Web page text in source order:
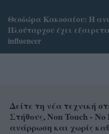
Θεοδώρα Κακοσαίου: Η
Πλούταρχου έχει
influencer
Δείτε τη νέα τεχνική
Στήθους, Non Touch -
ανάρρωση και χωρίς